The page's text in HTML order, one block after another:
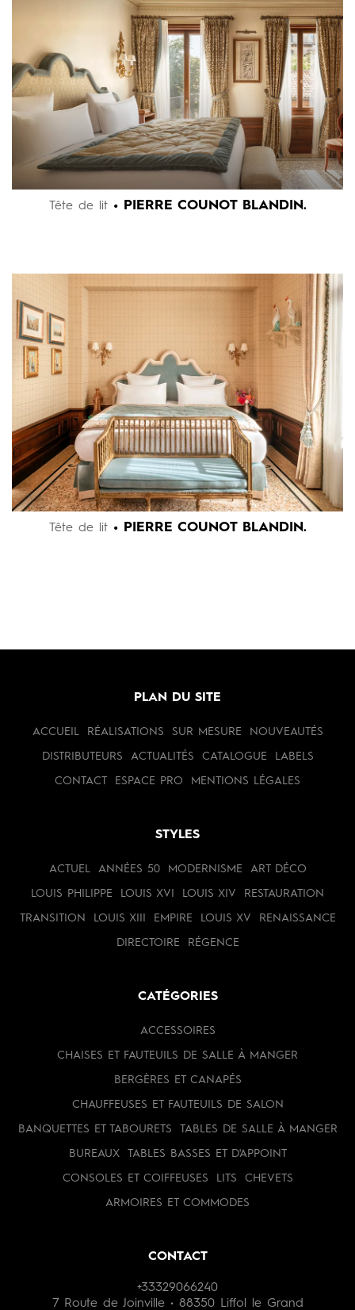
Tête de lit • PIERRE COUNOT BLANDIN.
Tête de lit • PIERRE COUNOT BLANDIN.
PLAN DU SITE
ACCUEIL RÉALISATIONS SUR MESURE NOUVEAUTÉS
DISTRIBUTEURS ACTUALITÉS CATALOGUE LABELS
CONTACT ESPACE PRO MENTIONS LÉGALES
STYLES
ACTUEL ANNÉES 50 MODERNISME ART DÉCO
LOUIS PHILIPPE LOUIS XVI LOUIS XIV RESTAURATION
TRANSITION LOUIS XIII EMPIRE LOUIS XV RENAISSANCE
DIRECTOIRE RÉGENCE
CATÉGORIES
ACCESSOIRES
CHAISES ET FAUTEUILS DE SALLE À MANGER
BERGÈRES ET CANAPÉS
CHAUFFEUSES ET FAUTEUILS DE SALON
BANQUETTES ET TABOURETS TABLES DE SALLE À MANGER
BUREAUX TABLES BASSES ET D'APPOINT
CONSOLES ET COIFFEUSES LITS CHEVETS
ARMOIRES ET COMMODES
CONTACT
+33329066240
7 Route de Joinville • 88350 Liffol le Grand